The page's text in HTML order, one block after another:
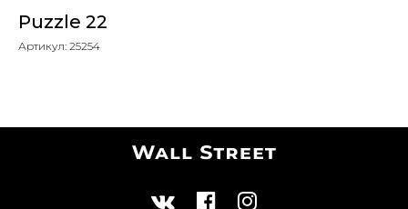
Puzzle 22
Артикул: 25254